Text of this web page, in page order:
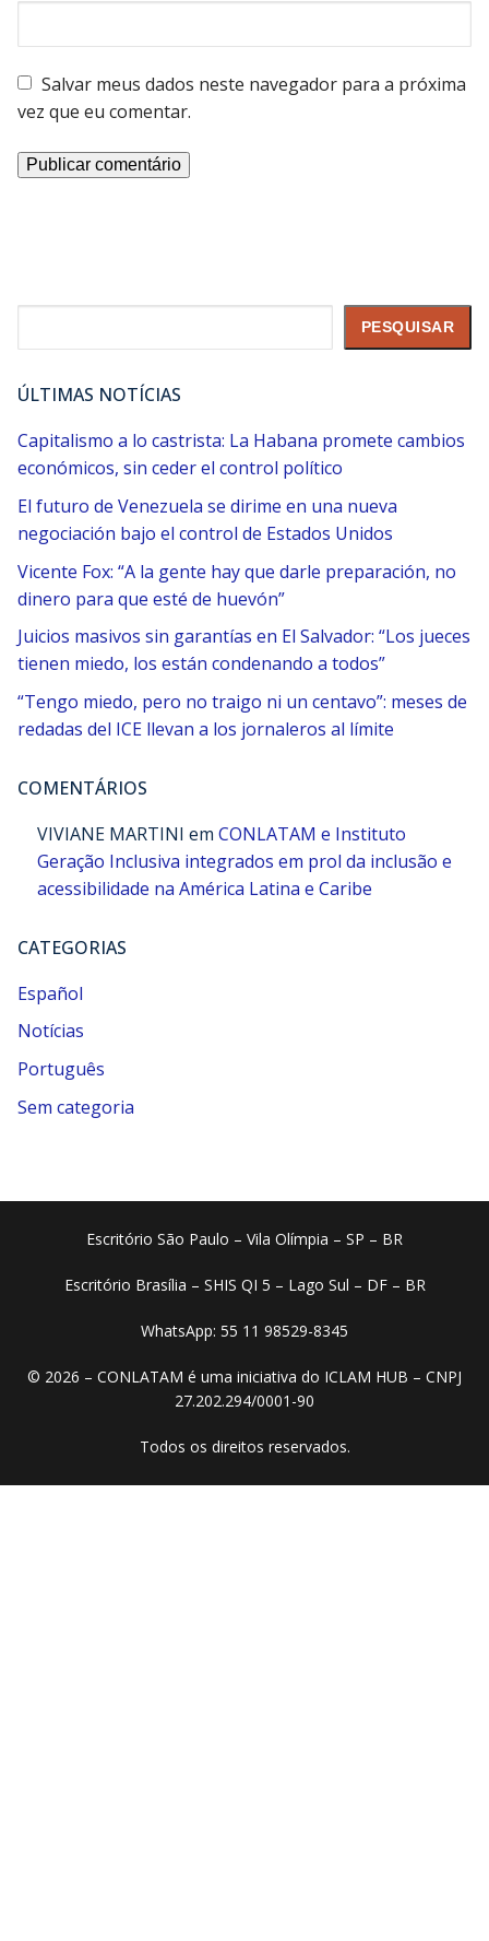
Salvar meus dados neste navegador para a próxima
vez que eu comentar.
PESQUISAR
ÚLTIMAS NOTÍCIAS
Capitalismo a lo castrista: La Habana promete cambios
económicos, sin ceder el control político
El futuro de Venezuela se dirime en una nueva
negociación bajo el control de Estados Unidos
Vicente Fox: “A la gente hay que darle preparación, no
dinero para que esté de huevón”
Juicios masivos sin garantías en El Salvador: “Los jueces
tienen miedo, los están condenando a todos”
“Tengo miedo, pero no traigo ni un centavo”: meses de
redadas del ICE llevan a los jornaleros al límite
COMENTÁRIOS
VIVIANE MARTINI em CONLATAM e Instituto
Geração Inclusiva integrados em prol da inclusão e
acessibilidade na América Latina e Caribe
CATEGORIAS
Español
Notícias
Português
Sem categoria
Escritório São Paulo – Vila Olímpia – SP – BR
Escritório Brasília – SHIS QI 5 – Lago Sul – DF – BR
WhatsApp: 55 11 98529-8345
© 2026 – CONLATAM é uma iniciativa do ICLAM HUB – CNPJ
27.202.294/0001-90
Todos os direitos reservados.​